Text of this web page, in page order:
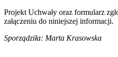
Projekt Uchwały oraz formularz
załączeniu do niniejszej informacji.
Sporządziła: Marta Krasowska